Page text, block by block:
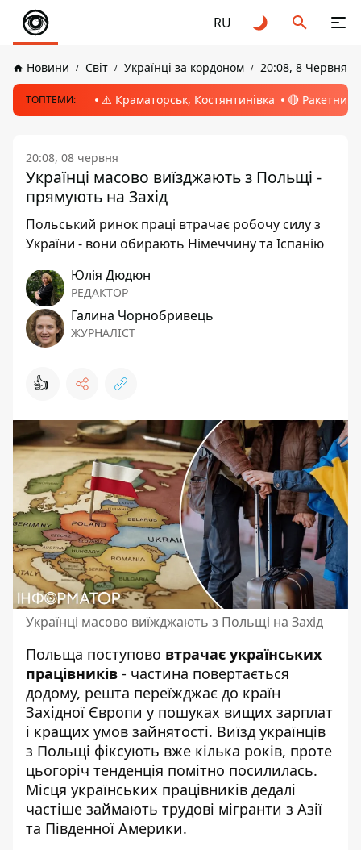
RU
Новини Світ Українці за кордоном 20:08, 8 Червня
ТОПТЕМИ: ⚠️ Краматорськ, Костянтинівка 🔴 Ракетний
20:08, 08 червня
Українці масово виїзджають з Польщі -
прямують на Захід
Польський ринок праці втрачає робочу силу з
України - вони обирають Німеччину та Іспанію
Юлія Дюдюн
РЕДАКТОР
Галина Чорнобривець
ЖУРНАЛІСТ
👍
Українці масово виїжджають з Польщі на Захід
Польща поступово втрачає українських
працівників - частина повертається
додому, решта переїжджає до країн
Західної Європи у пошуках вищих зарплат
і кращих умов зайнятості. Виїзд українців
з Польщі фіксують вже кілька років, проте
цьогоріч тенденція помітно посилилась.
Місця українських працівників дедалі
частіше займають трудові мігранти з Азії
та Південної Америки.